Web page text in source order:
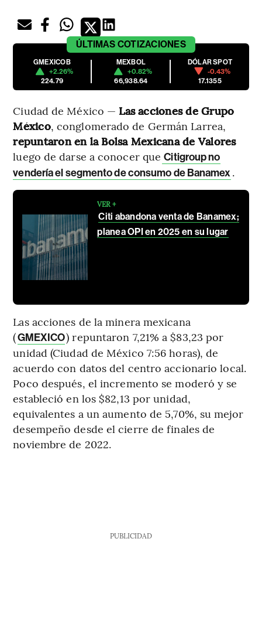
ÚLTIMAS COTIZACIONES
GMEXICOB
+2.26%
224.79
MEXBOL
+0.82%
66,938.64
DÓLAR SPOT
-0.43%
17.1355
Ciudad de México — Las acciones de Grupo
México, conglomerado de Germán Larrea,
repuntaron en la Bolsa Mexicana de Valores
luego de darse a conocer que Citigroup no
vendería el segmento de consumo de Banamex.
VER +
Citi abandona venta de Banamex;
planea OPI en 2025 en su lugar
Las acciones de la minera mexicana
(GMEXICO) repuntaron 7,21% a $83,23 por
unidad (Ciudad de México 7:56 horas), de
acuerdo con datos del centro accionario local.
Poco después, el incremento se moderó y se
estableció en los $82,13 por unidad,
equivalentes a un aumento de 5,70%, su mejor
desempeño desde el cierre de finales de
noviembre de 2022.
PUBLICIDAD